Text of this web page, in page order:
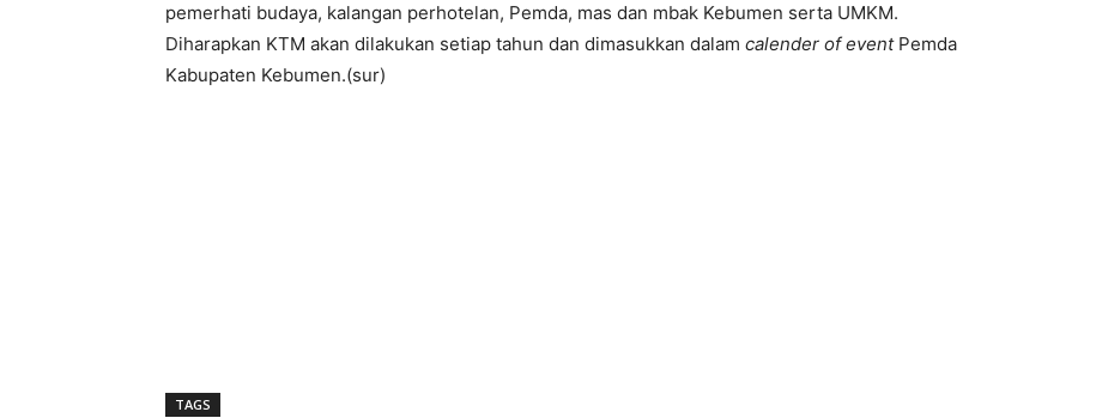
pemerhati budaya, kalangan perhotelan, Pemda, mas dan mbak Kebumen serta UMKM.
Diharapkan KTM akan dilakukan setiap tahun dan dimasukkan dalam calender of event Pemda
Kabupaten Kebumen.(sur)
TAGS